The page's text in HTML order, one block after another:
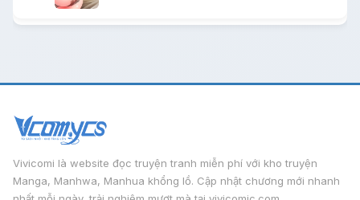
Vivicomi là website đọc truyện tranh miễn phí với kho truyện
Manga, Manhwa, Manhua khổng lồ. Cập nhật chương mới nhanh